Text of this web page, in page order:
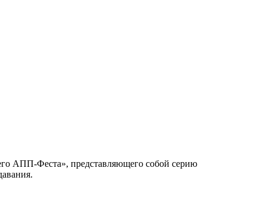
АПП-Феста», представляющего собой серию